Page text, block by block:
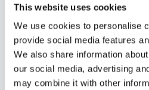
This website uses cookies
We use cookies to personalise
provide social media features
We also share information
our social media, advertising
may combine it with other
Hitta
LÄS